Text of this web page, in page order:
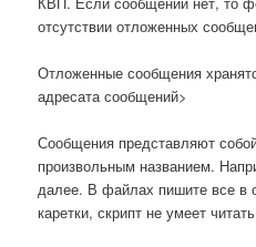
отсутствии отложенных
Отложенные сообщения
адресата сообщений>
Сообщения представляют
произвольным названием.
далее. В файлах пишите все в
каретки, скрипт не умеет